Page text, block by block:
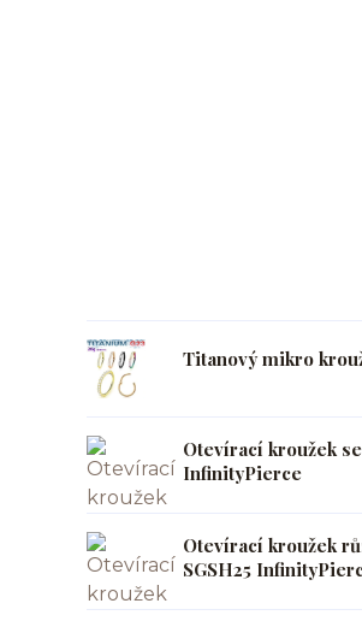
Titanový mikro
Otevírací kroužek
InfinityPierce
Otevírací kroužek
SGSH25